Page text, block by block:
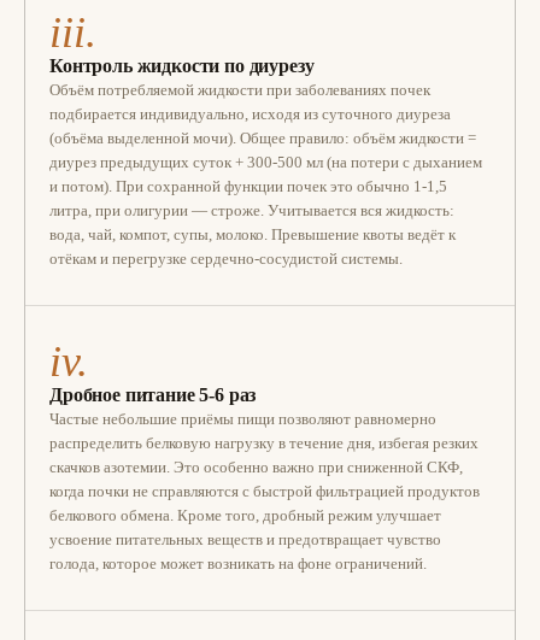
iii.
Контроль жидкости по диурезу
Объём потребляемой жидкости при заболеваниях почек
подбирается индивидуально, исходя из суточного диуреза
(объёма выделенной мочи). Общее правило: объём жидкости =
диурез предыдущих суток + 300-500 мл (на потери с дыханием
и потом). При сохранной функции почек это обычно 1-1,5
литра, при олигурии — строже. Учитывается вся жидкость:
вода, чай, компот, супы, молоко. Превышение квоты ведёт к
отёкам и перегрузке сердечно-сосудистой системы.
iv.
Дробное питание 5-6 раз
Частые небольшие приёмы пищи позволяют равномерно
распределить белковую нагрузку в течение дня, избегая резких
скачков азотемии. Это особенно важно при сниженной СКФ,
когда почки не справляются с быстрой фильтрацией продуктов
белкового обмена. Кроме того, дробный режим улучшает
усвоение питательных веществ и предотвращает чувство
голода, которое может возникать на фоне ограничений.